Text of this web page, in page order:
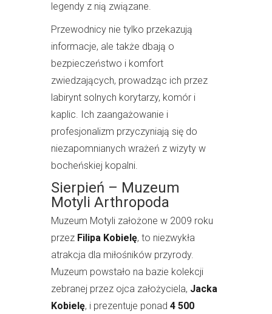
legendy z nią związane.
Przewodnicy nie tylko przekazują
informacje, ale także dbają o
bezpieczeństwo i komfort
zwiedzających, prowadząc ich przez
labirynt solnych korytarzy, komór i
kaplic. Ich zaangażowanie i
profesjonalizm przyczyniają się do
niezapomnianych wrażeń z wizyty w
bocheńskiej kopalni.
Sierpień – Muzeum
Motyli Arthropoda
Muzeum Motyli założone w 2009 roku
przez Filipa Kobielę, to niezwykła
atrakcja dla miłośników przyrody.
Muzeum powstało na bazie kolekcji
zebranej przez ojca założyciela, Jacka
Kobielę, i prezentuje ponad 4 500